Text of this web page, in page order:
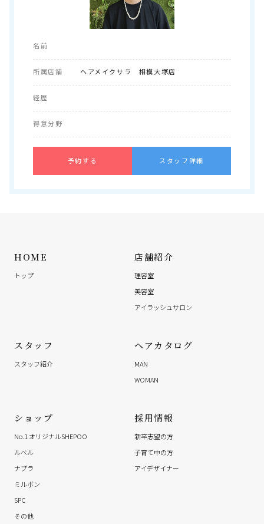
名前
所属店舗 ヘアメイクサラ 相模大塚店
経歴
得意分野
予約する スタッフ詳細
HOME
トップ
店舗紹介
理容室
美容室
アイラッシュサロン
スタッフ
スタッフ紹介
ヘアカタログ
MAN
WOMAN
ショップ
No.1 オリジナルSHEPOO
ルベル
ナプラ
ミルボン
SPC
その他
採用情報
新卒志望の方
子育て中の方
アイデザイナー